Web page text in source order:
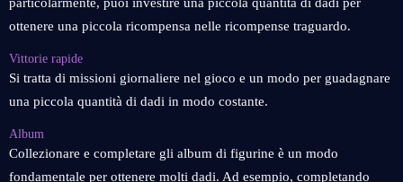
ottenere una piccola ricompensa nelle ricompense traguardo.
Vittorie rapide
Si tratta di missioni giornaliere nel gioco e un modo per guadagnare
una piccola quantità di dadi in modo costante.
Album
Collezionare e completare gli album di figurine è un modo
fondamentale per ottenere molti dadi. Ad esempio, completando